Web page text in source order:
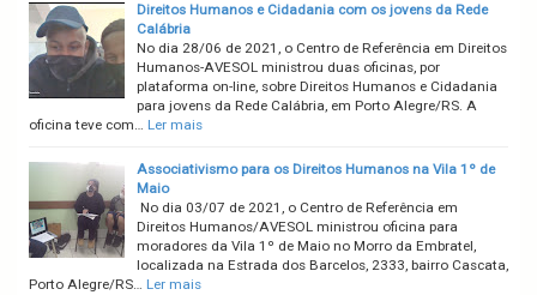
Direitos Humanos e Cidadania com os jovens da Rede
Calábria
No dia 28/06 de 2021, o Centro de Referência em Direitos
Humanos-AVESOL ministrou duas oficinas, por
plataforma on-line, sobre Direitos Humanos e Cidadania
para jovens da Rede Calábria, em Porto Alegre/RS. A
oficina teve com… Ler mais
Associativismo para os Direitos Humanos na Vila 1º de
Maio
No dia 03/07 de 2021, o Centro de Referência em
Direitos Humanos/AVESOL ministrou oficina para
moradores da Vila 1º de Maio no Morro da Embratel,
localizada na Estrada dos Barcelos, 2333, bairro Cascata,
Porto Alegre/RS… Ler mais